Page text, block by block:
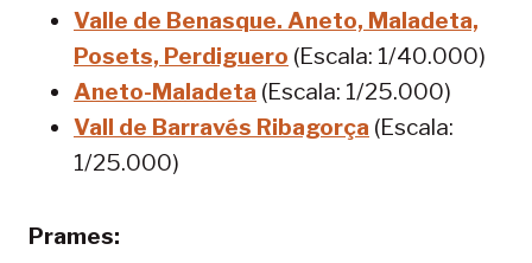
Valle de Benasque. Aneto, Maladeta,
Posets, Perdiguero (Escala: 1/40.000)
Aneto-Maladeta (Escala: 1/25.000)
Vall de Barravés Ribagorça (Escala:
1/25.000)
Prames: